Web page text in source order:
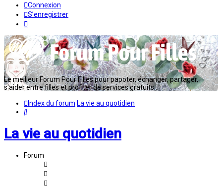
Connexion
S’enregistrer
Le meilleur Forum Pour Filles pour papoter, échanger, partager,
s'aider entre filles et profiter de services gratuits...
Index du forum La vie au quotidien
Rechercher
La vie au quotidien
Forum